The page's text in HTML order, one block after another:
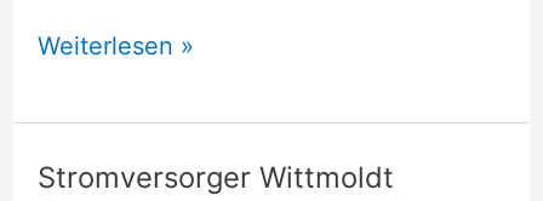
Stromversorger
Weiterlesen »
Stromversorger Wittmoldt